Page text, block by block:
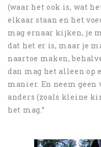
(waar het ook is, wat
elkaar staan en het
mag ernaar kijken, je
dat het er is, maar je
naartoe maken,
dan mag het alleen op
manier. En neem geen
anders (zoals kleine
het mag.”